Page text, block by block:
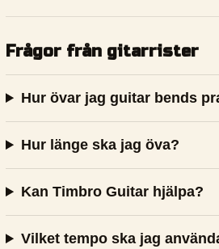
Frågor från gitarrister
Hur övar jag guitar bends
Hur länge ska jag öva?
Kan Timbro Guitar hjälpa?
Vilket tempo ska jag